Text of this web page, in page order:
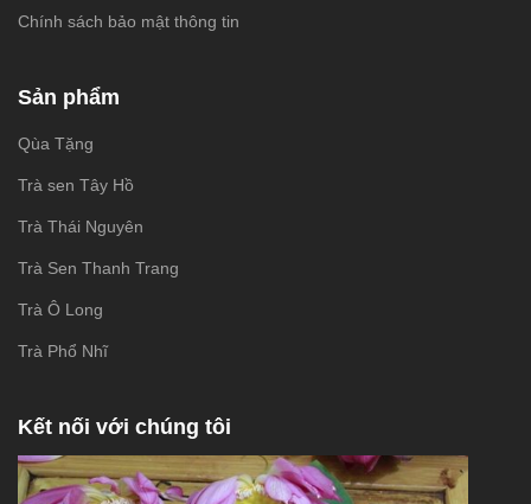
Chính sách bảo mật thông tin
Sản phẩm
Qùa Tặng
Trà sen Tây Hồ
Trà Thái Nguyên
Trà Sen Thanh Trang
Trà Ô Long
Trà Phổ Nhĩ
Kết nối với chúng tôi